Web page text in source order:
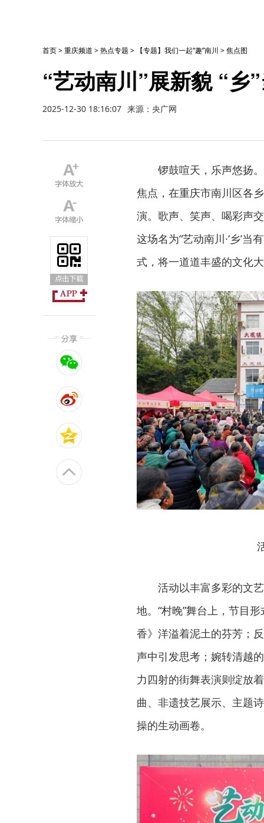
首页>重庆频道 >热点专题 > 【专题】我们一起“趣”南川 >焦点图
“艺动南川”展新貌 “乡
2025-12-30 18:16:07 来源：央广网
锣鼓喧天，乐声悠扬
焦点，在重庆市南川区各
演。歌声、笑声、喝彩声
这场名为“艺动南川·‘乡’
式，将一道道丰盛的文化
活动以丰富多彩的文
地。“村晚”舞台上，节目
香》洋溢着泥土的芬芳；
声中引发思考；婉转清越
力四射的街舞表演则绽放
曲、非遗技艺展示、主题
操的生动画卷。